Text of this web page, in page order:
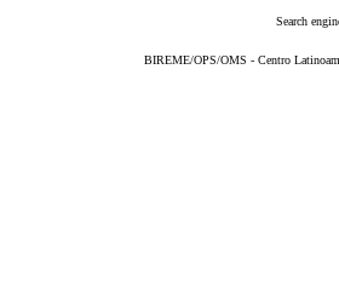
Search
BIREME/OPS/OMS - Centro